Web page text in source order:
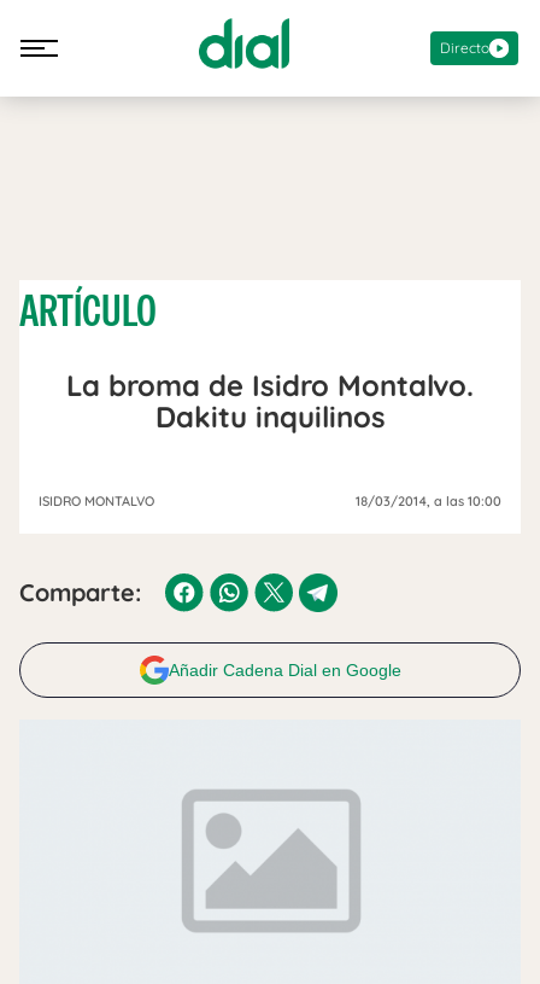
Directo
ARTÍCULO
La broma de Isidro Montalvo.
Dakitu inquilinos
ISIDRO MONTALVO 18/03/2014, a las 10:00
Comparte:
Añadir Cadena Dial en Google